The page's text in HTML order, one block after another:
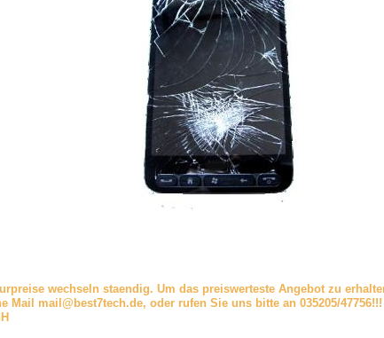
wechseln staendig. Um das preiswerteste Angebot zu
Mail mail@best7tech.de, oder rufen Sie uns bitte an 035205/